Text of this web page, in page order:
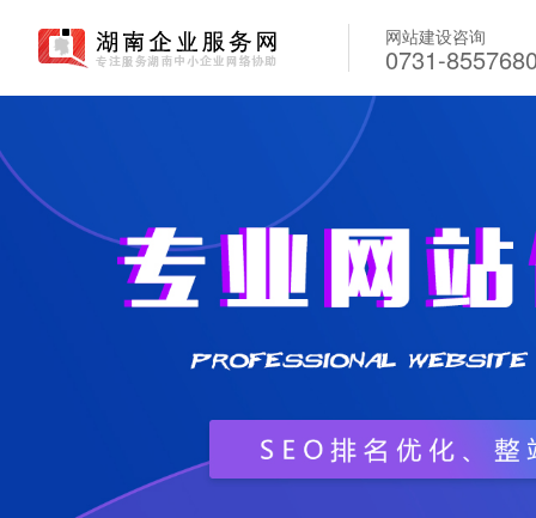
网站建设咨询
0731-